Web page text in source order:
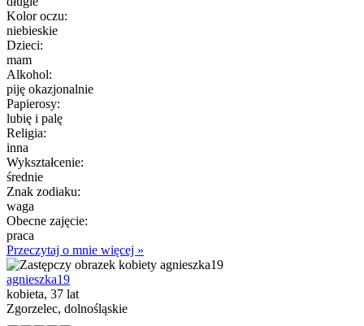
Kolor oczu:
niebieskie
Dzieci:
mam
Alkohol:
piję okazjonalnie
Papierosy:
lubię i palę
Religia:
inna
Wykształcenie:
średnie
Znak zodiaku:
waga
Obecne zajęcie:
praca
Przeczytaj o mnie więcej »
agnieszka19
kobieta, 37 lat
Zgorzelec, dolnośląskie